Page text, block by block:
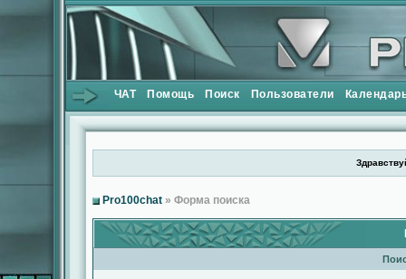
ЧАТ Помощь Поиск Пользователи
Pro100chat » Форма поиска